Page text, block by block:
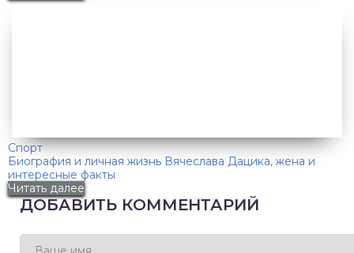
Спорт
Биография и личная жизнь Вячеслава Дацика, жена и
интересные факты
Читать далее
ДОБАВИТЬ КОММЕНТАРИЙ